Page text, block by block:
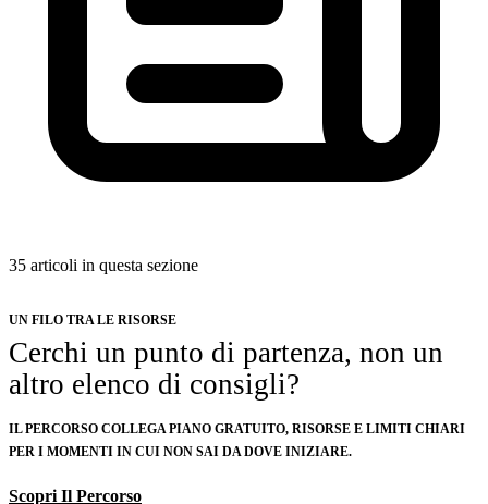
35 articoli in questa sezione
UN FILO TRA LE RISORSE
Cerchi un punto di partenza, non un
altro elenco di consigli?
IL PERCORSO COLLEGA PIANO GRATUITO, RISORSE E LIMITI CHIARI
PER I MOMENTI IN CUI NON SAI DA DOVE INIZIARE.
Scopri Il Percorso